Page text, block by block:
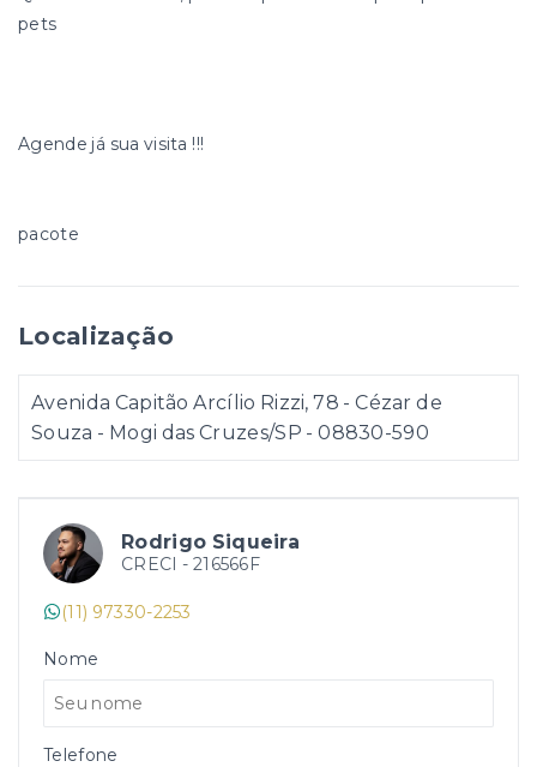
Rodrigo Siqueira
CRECI - 216566F
(11) 97330-2253
Nome
Telefone
pets
Agende já sua visita !!!
pacote
Localização
Avenida Capitão Arcílio Rizzi, 78 - Cézar de
Souza - Mogi das Cruzes/SP - 08830-590